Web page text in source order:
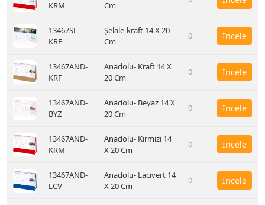
KRM
Cm
13467SL-
KRF
Şelale-kraft 14 X 20
Cm
0 İncele
13467AND-
KRF
Anadolu- Kraft 14 X
20 Cm
0 İncele
13467AND-
BYZ
Anadolu- Beyaz 14 X
20 Cm
0 İncele
13467AND-
KRM
Anadolu- Kırmızı 14
X 20 Cm
0 İncele
13467AND-
LCV
Anadolu- Lacivert 14
X 20 Cm
0 İncele